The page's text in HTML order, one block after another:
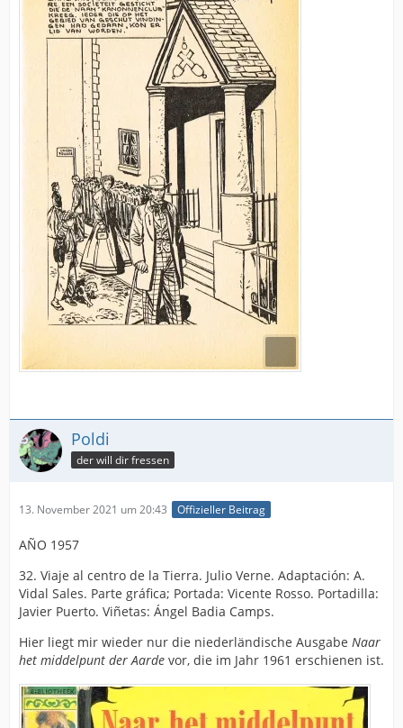
Poldi
der will dir fressen
13. November 2021 um 20:43 Offizieller Beitrag
AÑO 1957
32. Viaje al centro de la Tierra. Julio Verne. Adaptación: A.
Vidal Sales. Parte gráfica; Portada: Vicente Rosso. Portadilla:
Javier Puerto. Viñetas: Ángel Badia Camps.
Hier liegt mir wieder nur die niederländische Ausgabe Naar
het middelpunt der Aarde vor, die im Jahr 1961 erschienen ist.